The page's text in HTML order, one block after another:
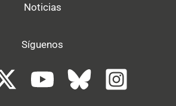
Noticias
Síguenos